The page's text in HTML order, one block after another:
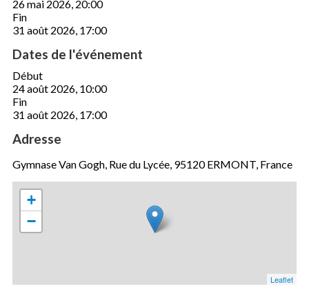
26 mai 2026, 20:00
Fin
31 août 2026, 17:00
Dates de l'événement
Début
24 août 2026, 10:00
Fin
31 août 2026, 17:00
Adresse
Gymnase Van Gogh, Rue du Lycée, 95120 ERMONT, France
+
−
Leaflet